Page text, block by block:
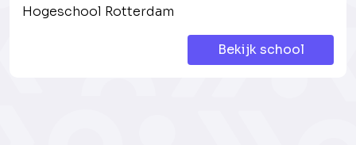
Hogeschool Rotterdam
Bekijk school